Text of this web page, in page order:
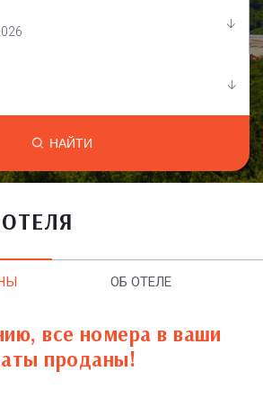
НАЙТИ
ОБ ОТЕЛЕ
все номера в ваши
проданы!